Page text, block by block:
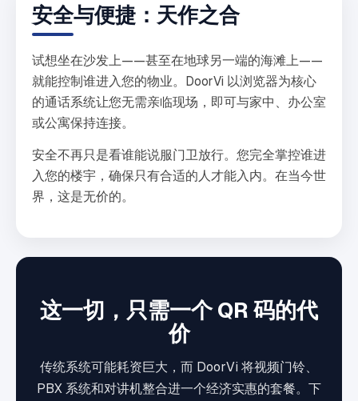
安全与便捷：天作之合
试想坐在沙发上——甚至在地球另一端的海滩上——
就能控制谁进入您的物业。DoorVi 以浏览器为核心
的通话系统让您无需亲临现场，即可与家中、办公室
或公寓保持连接。
安全不再只是看谁能说服门卫放行。您完全掌控谁进
入您的楼宇，确保只有合适的人才能入内。在当今世
界，这是无价的。
这一切，只需一个 QR 码的代
价
传统系统可能耗资巨大，而 DoorVi 将视频门铃、
PBX 系统和对讲机整合进一个经济实惠的套餐。下